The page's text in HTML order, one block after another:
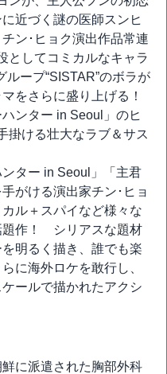
近づく謎の医師スンヒ
ン･ヒョク演出作品常連
としてコミカルなキャラ
ープ“SISTAR”のボラが
をさらに盛り上げる！
ンター in Seoul」のヒ
掛ける壮大なラブ＆サス
ンター in Seoul」「主君
がける演出家チン･ヒョ
ル＋スパイなど様々な
題作！ シリアスな題材
明るく描き、誰でも楽
に海外ロケを敢行し、
ールで描かれたアクシ
に派遣された胸部外科